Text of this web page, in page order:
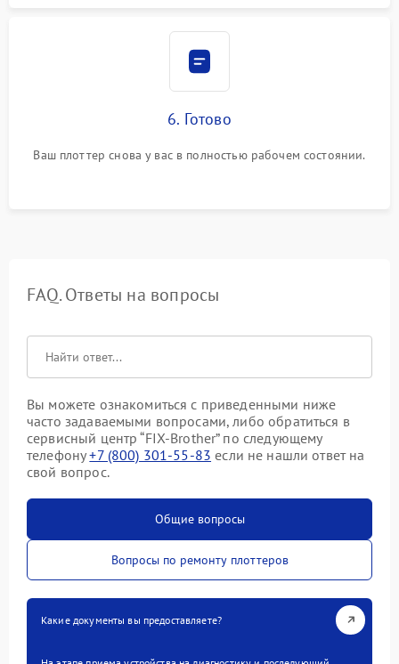
6. Готово
Ваш плоттер снова у вас в полностью рабочем состоянии.
FAQ. Ответы на вопросы
Вы можете ознакомиться с приведенными ниже
часто задаваемыми вопросами, либо обратиться в
сервисный центр “FIX-Brother” по следующему
телефону+7 (800) 301-55-83 если не нашли ответ на
свой вопрос.
Общие вопросы
Вопросы по ремонту плоттеров
Какие документы вы предоставляете?